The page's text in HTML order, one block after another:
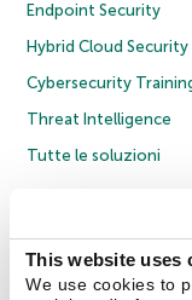
This website uses
We use cookies to
Endpoint Security
Hybrid Cloud Security
Cybersecurity
Threat Intelligence
Tutte le soluzioni
Policy anticorruzione
Cookies